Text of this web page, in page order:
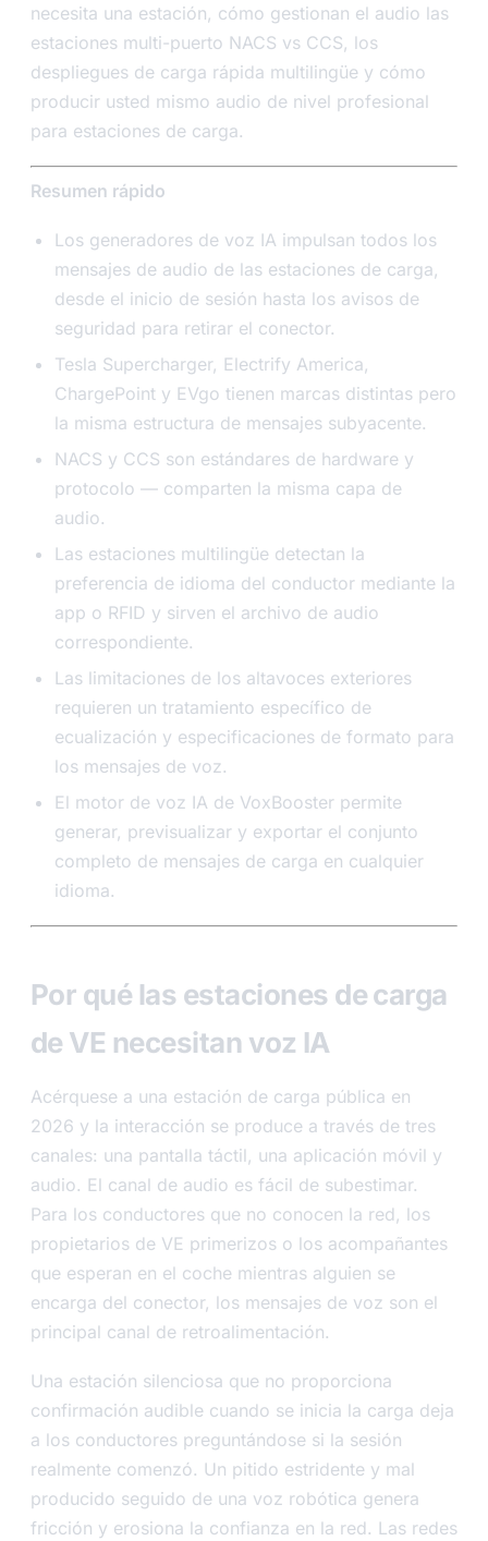
necesita una estación, cómo gestionan el audio las
estaciones multi-puerto NACS vs CCS, los
despliegues de carga rápida multilingüe y cómo
producir usted mismo audio de nivel profesional
para estaciones de carga.
Resumen rápido
Los generadores de voz IA impulsan todos los
mensajes de audio de las estaciones de carga,
desde el inicio de sesión hasta los avisos de
seguridad para retirar el conector.
Tesla Supercharger, Electrify America,
ChargePoint y EVgo tienen marcas distintas pero
la misma estructura de mensajes subyacente.
NACS y CCS son estándares de hardware y
protocolo — comparten la misma capa de
audio.
Las estaciones multilingüe detectan la
preferencia de idioma del conductor mediante la
app o RFID y sirven el archivo de audio
correspondiente.
Las limitaciones de los altavoces exteriores
requieren un tratamiento específico de
ecualización y especificaciones de formato para
los mensajes de voz.
El motor de voz IA de VoxBooster permite
generar, previsualizar y exportar el conjunto
completo de mensajes de carga en cualquier
idioma.
Por qué las estaciones de carga
de VE necesitan voz IA
Acérquese a una estación de carga pública en
2026 y la interacción se produce a través de tres
canales: una pantalla táctil, una aplicación móvil y
audio. El canal de audio es fácil de subestimar.
Para los conductores que no conocen la red, los
propietarios de VE primerizos o los acompañantes
que esperan en el coche mientras alguien se
encarga del conector, los mensajes de voz son el
principal canal de retroalimentación.
Una estación silenciosa que no proporciona
confirmación audible cuando se inicia la carga deja
a los conductores preguntándose si la sesión
realmente comenzó. Un pitido estridente y mal
producido seguido de una voz robótica genera
fricción y erosiona la confianza en la red. Las redes